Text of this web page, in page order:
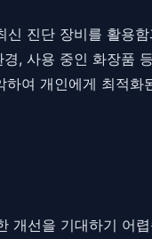
신 진단 장비를 활용
, 사용 중인 화장품
여 개인에게 최적화
선을 기대하기 어